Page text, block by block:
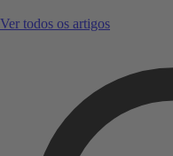
Ver todos os artigos